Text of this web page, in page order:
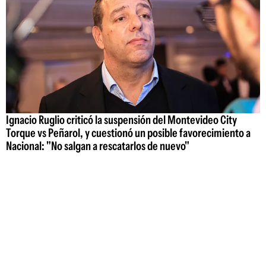
Ignacio Ruglio criticó la suspensión del Montevideo City
Torque vs Peñarol, y cuestionó un posible favorecimiento a
Nacional: "No salgan a rescatarlos de nuevo"